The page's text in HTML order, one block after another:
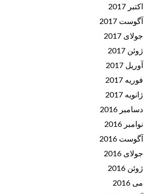
اکتبر 2017
آگوست 2017
جولای 2017
ژوئن 2017
آوریل 2017
فوریه 2017
ژانویه 2017
دسامبر 2016
نوامبر 2016
آگوست 2016
جولای 2016
ژوئن 2016
می 2016